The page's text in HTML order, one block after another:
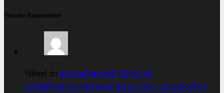
Neueste Kommentare
Yüksel zu#GazaGenozid: Türkische
Fußballmannschaften und der Coca-Cola-Boykott